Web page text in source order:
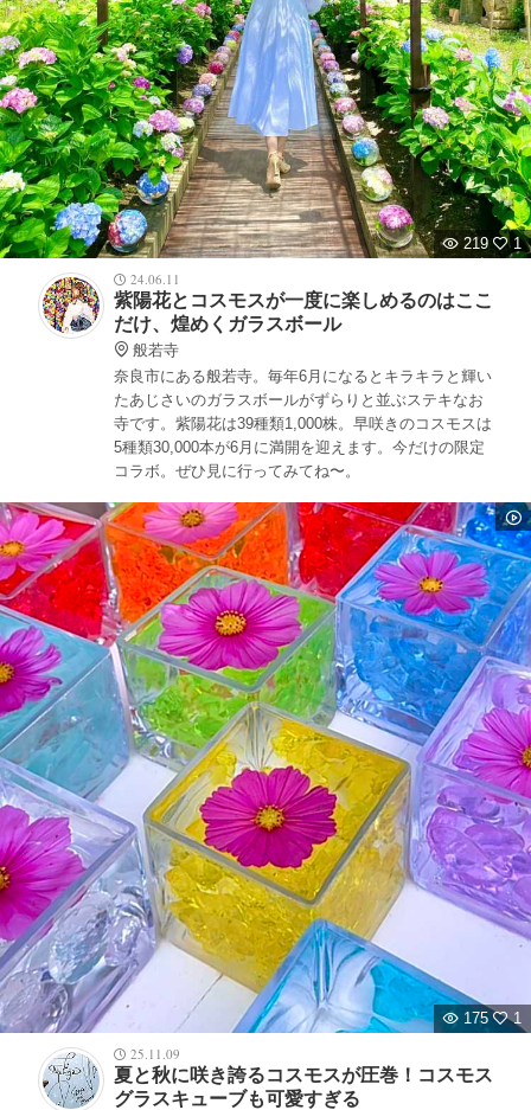
219
1
24.06.11
紫陽花とコスモスが一度に楽しめるのはここ
だけ、煌めくガラスボール
般若寺
奈良市にある般若寺。毎年6月になるとキラキラと輝い
たあじさいのガラスボールがずらりと並ぶステキなお
寺です。紫陽花は39種類1,000株。早咲きのコスモスは
5種類30,000本が6月に満開を迎えます。今だけの限定
コラボ。ぜひ見に行ってみてね〜。
175
1
25.11.09
夏と秋に咲き誇るコスモスが圧巻！コスモス
グラスキューブも可愛すぎる